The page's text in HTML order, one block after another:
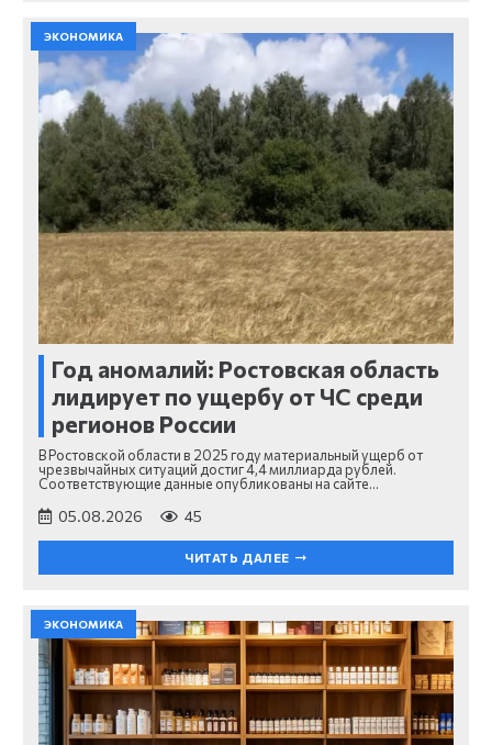
ЭКОНОМИКА
Год аномалий: Ростовская область
лидирует по ущербу от ЧС среди
регионов России
В Ростовской области в 2025 году материальный ущерб от
чрезвычайных ситуаций достиг 4,4 миллиарда рублей.
Соответствующие данные опубликованы на сайте…
05.08.2026 45
ЧИТАТЬ ДАЛЕЕ
ЭКОНОМИКА